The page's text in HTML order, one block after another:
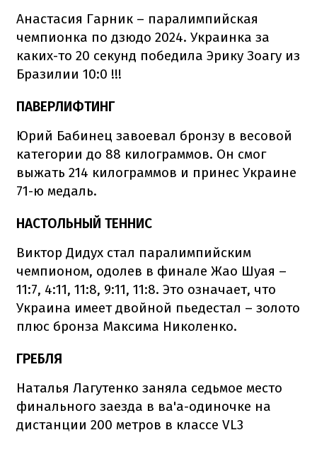
Анастасия Гарник – паралимпийская
чемпионка по дзюдо 2024. Украинка за
каких-то 20 секунд победила Эрику Зоагу из
Бразилии 10:0 !!!
ПАВЕРЛИФТИНГ
Юрий Бабинец завоевал бронзу в весовой
категории до 88 килограммов. Он смог
выжать 214 килограммов и принес Украине
71-ю медаль.
НАСТОЛЬНЫЙ ТЕННИС
Виктор Дидух стал паралимпийским
чемпионом, одолев в финале Жао Шуая –
11:7, 4:11, 11:8, 9:11, 11:8. Это означает, что
Украина имеет двойной пьедестал – золото
плюс бронза Максима Николенко.
ГРЕБЛЯ
Наталья Лагутенко заняла седьмое место
финального заезда в ва'а-одиночке на
дистанции 200 метров в классе VL3